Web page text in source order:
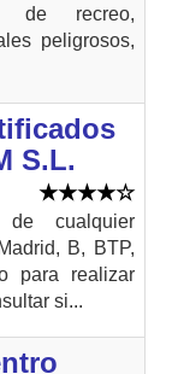
de recreo,
peligrosos,
S.L.
de cualquier
B, BTP,
para realizar
si...